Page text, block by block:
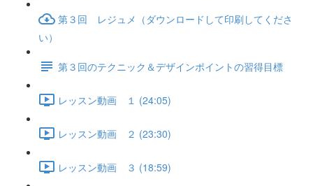
第３回 レジュメ（ダウンロードして印刷してくださ
い）
第３回のテクニック＆デザインポイントの習得目標
レッスン動画 １ (24:05)
レッスン動画 ２ (23:30)
レッスン動画 ３ (18:59)